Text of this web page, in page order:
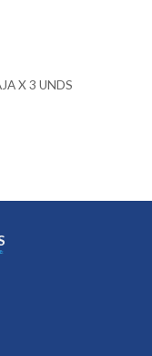
X 3 UNDS